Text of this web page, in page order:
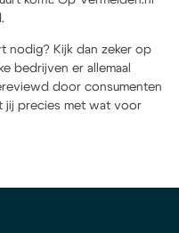
nodig? Kijk dan zeker op
bedrijven er allemaal
door consumenten
jij precies met wat voor